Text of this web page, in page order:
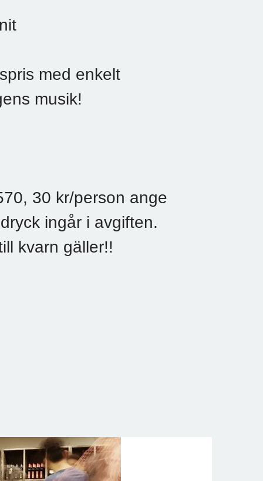
med enkelt
musik!
30 kr/person ange
ingår i avgiften.
kvarn gäller!!